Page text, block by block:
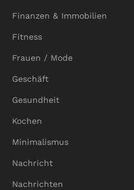
Finanzen & Immobilien
Fitness
Frauen / Mode
Geschäft
Gesundheit
Kochen
Minimalismus
Nachricht
Nachrichten